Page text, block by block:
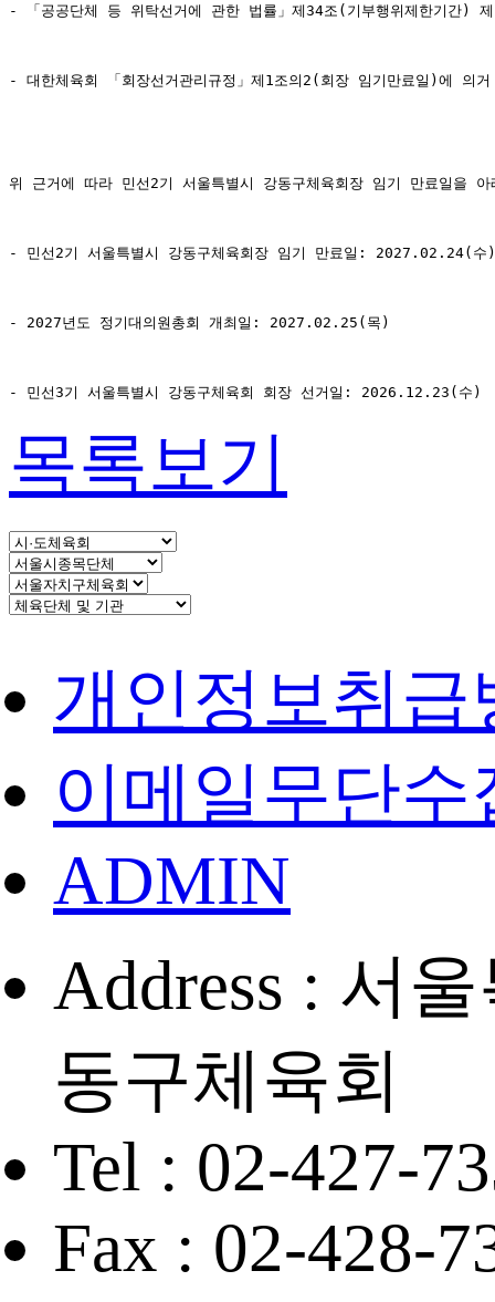
- 「공공단체 등 위탁선거에 관한 법률」제34조(기부행위제한기간)
- 대한체육회 「회장선거관리규정」제1조의2(회장 임기만료일)에 의
위 근거에 따라 민선2기 서울특별시 강동구체육회장 임기 만료일을
- 민선2기 서울특별시 강동구체육회장 임기 만료일: 2027.02.24(수)
- 2027년도 정기대의원총회 개최일: 2027.02.25(목)
- 민선3기 서울특별시 강동구체육회 회장 선거일: 2026.12.23(수)
목록보기
개인정보취급
이메일무단수
ADMIN
Address : 서
동구체육회
Tel : 02-427-
Fax : 02-428-